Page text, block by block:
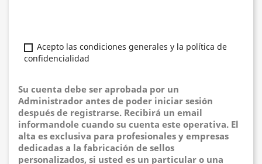
Acepto las condiciones generales y la política de
confidencialidad
Su cuenta debe ser aprobada por un
Administrador antes de poder iniciar sesión
después de registrarse. Recibirá un email
informandole cuando su cuenta este operativa. El
alta es exclusiva para profesionales y empresas
dedicadas a la fabricación de sellos
personalizados, si usted es un particular o una